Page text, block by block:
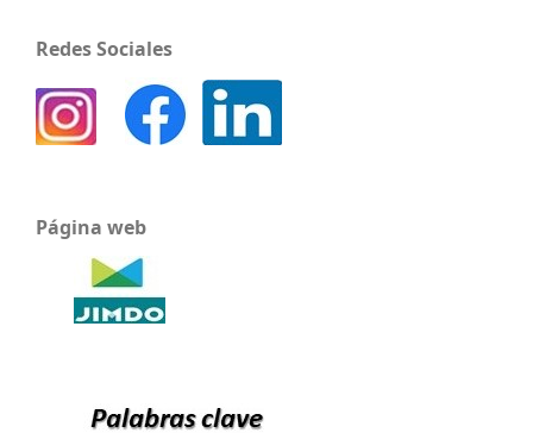
Redes Sociales
Página web